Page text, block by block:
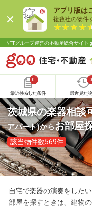
アプリ版は
複数社の物件
NTTグループ運営の不動産総合サイト
0
最近検索した条件
0
最近見た
茨城県の楽器相談
アパート)からお部屋
該当物件数569件
自宅で楽器の演奏をした
部屋を探すときは、建物